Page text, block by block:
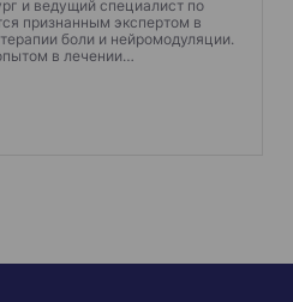
и ведущий специалист по
признанным экспертом в
боли и нейромодуляции.
в лечении…